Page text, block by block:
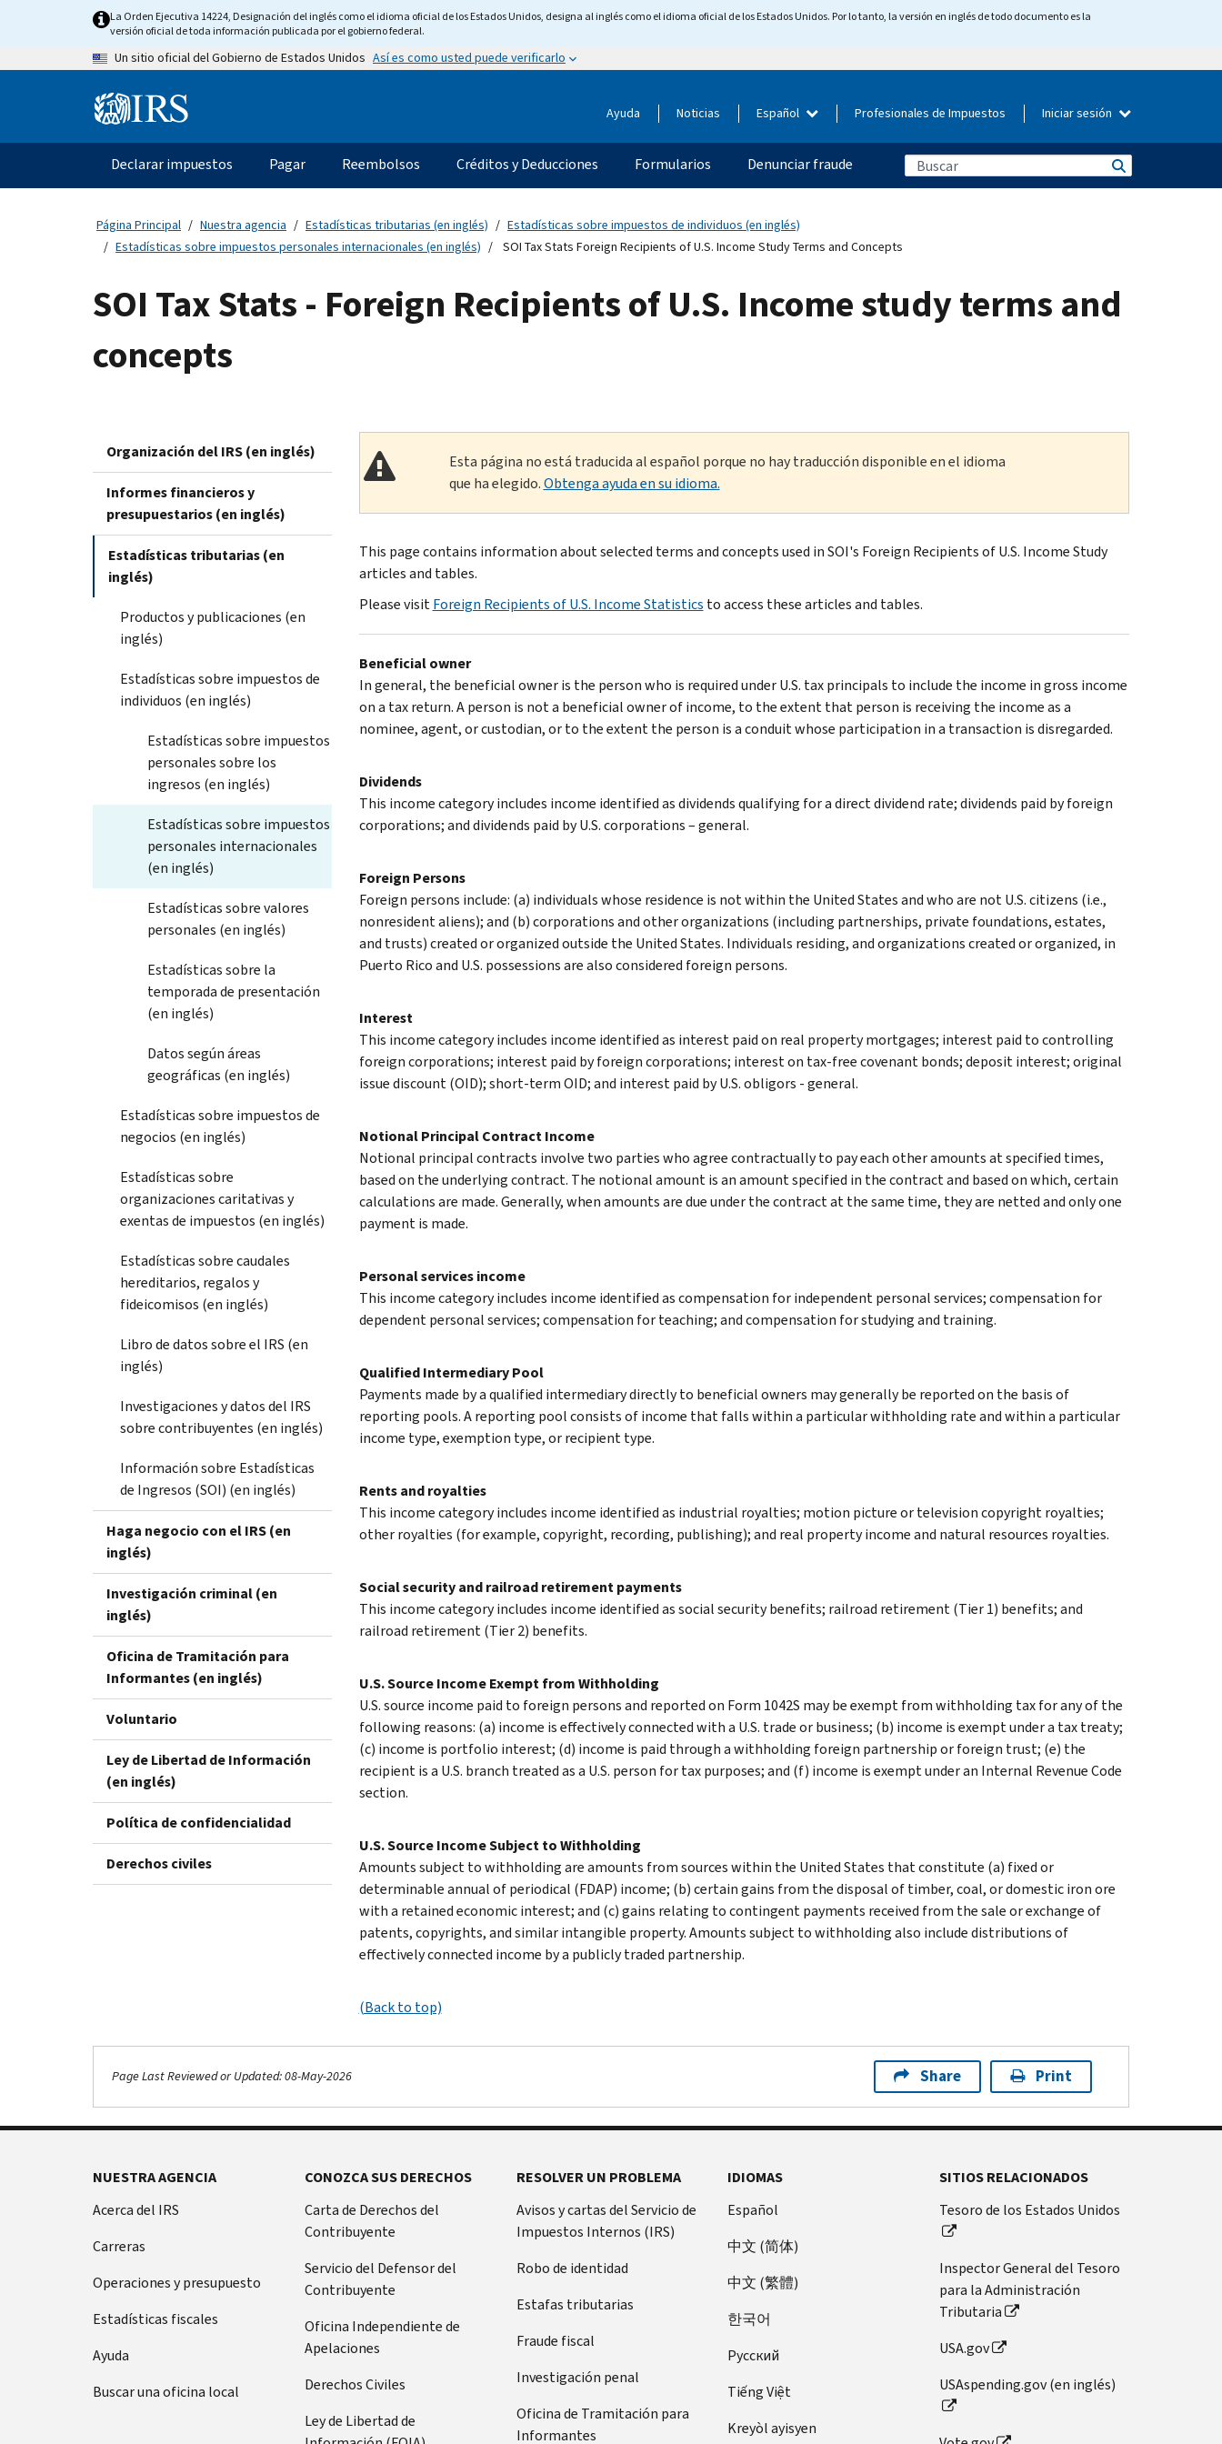
content
La Orden Ejecutiva 14224, Designación del inglés como el idioma oficial de los Estados Unidos, designa al inglés como el idioma oficial de los Estados Unidos. Por lo tanto, la versión en inglés de todo documento es la
versión oficial de toda información publicada por el gobierno federal.
Un sitio oficial del Gobierno de Estados Unidos Así es como usted puede verificarlo
Information Ayuda Noticias Español Profesionales de Impuestos Iniciar sesión
Navegación
principal
Declarar impuestos Pagar Reembolsos Créditos y Deducciones Formularios Denunciar fraude
Página Principal Nuestra agencia Estadísticas tributarias (en inglés)
Estadísticas sobre impuestos de individuos (en inglés)
Estadísticas sobre impuestos personales internacionales (en inglés)
SOI Tax Stats Foreign Recipients of U.S. Income Study Terms and Concepts
SOI Tax Stats - Foreign Recipients of U.S. Income study terms and
concepts
Organización del IRS (en inglés)
Informes financieros y
presupuestarios (en inglés)
Estadísticas tributarias (en
inglés)
Productos y publicaciones (en
inglés)
Estadísticas sobre impuestos de
individuos (en inglés)
Estadísticas sobre impuestos
personales sobre los
ingresos (en inglés)
Estadísticas sobre impuestos
personales internacionales
(en inglés)
Estadísticas sobre valores
personales (en inglés)
Estadísticas sobre la
temporada de presentación
(en inglés)
Datos según áreas
geográficas (en inglés)
Estadísticas sobre impuestos de
negocios (en inglés)
Estadísticas sobre
organizaciones caritativas y
exentas de impuestos (en inglés)
Estadísticas sobre caudales
hereditarios, regalos y
fideicomisos (en inglés)
Libro de datos sobre el IRS (en
inglés)
Investigaciones y datos del IRS
sobre contribuyentes (en inglés)
Información sobre Estadísticas
de Ingresos (SOI) (en inglés)
Haga negocio con el IRS (en
inglés)
Investigación criminal (en
inglés)
Oficina de Tramitación para
Informantes (en inglés)
Voluntario
Ley de Libertad de Información
(en inglés)
Política de confidencialidad
Derechos civiles
Esta página no está traducida al español porque no hay traducción disponible en el idioma
que ha elegido.Obtenga ayuda en su idioma.
This page contains information about selected terms and concepts used in SOI's Foreign Recipients of U.S. Income Study
articles and tables.
Please visitForeign Recipients of U.S. Income Statistics to access these articles and tables.
Beneficial owner
In general, the beneficial owner is the person who is required under U.S. tax principals to include the income in gross income
on a tax return. A person is not a beneficial owner of income, to the extent that person is receiving the income as a
nominee, agent, or custodian, or to the extent the person is a conduit whose participation in a transaction is disregarded.
Dividends
This income category includes income identified as dividends qualifying for a direct dividend rate; dividends paid by foreign
corporations; and dividends paid by U.S. corporations – general.
Foreign Persons
Foreign persons include: (a) individuals whose residence is not within the United States and who are not U.S. citizens (i.e.,
nonresident aliens); and (b) corporations and other organizations (including partnerships, private foundations, estates,
and trusts) created or organized outside the United States. Individuals residing, and organizations created or organized, in
Puerto Rico and U.S. possessions are also considered foreign persons.
Interest
This income category includes income identified as interest paid on real property mortgages; interest paid to controlling
foreign corporations; interest paid by foreign corporations; interest on tax-free covenant bonds; deposit interest; original
issue discount (OID); short-term OID; and interest paid by U.S. obligors - general.
Notional Principal Contract Income
Notional principal contracts involve two parties who agree contractually to pay each other amounts at specified times,
based on the underlying contract. The notional amount is an amount specified in the contract and based on which, certain
calculations are made. Generally, when amounts are due under the contract at the same time, they are netted and only one
payment is made.
Personal services income
This income category includes income identified as compensation for independent personal services; compensation for
dependent personal services; compensation for teaching; and compensation for studying and training.
Qualified Intermediary Pool
Payments made by a qualified intermediary directly to beneficial owners may generally be reported on the basis of
reporting pools. A reporting pool consists of income that falls within a particular withholding rate and within a particular
income type, exemption type, or recipient type.
Rents and royalties
This income category includes income identified as industrial royalties; motion picture or television copyright royalties;
other royalties (for example, copyright, recording, publishing); and real property income and natural resources royalties.
Social security and railroad retirement payments
This income category includes income identified as social security benefits; railroad retirement (Tier 1) benefits; and
railroad retirement (Tier 2) benefits.
U.S. Source Income Exempt from Withholding
U.S. source income paid to foreign persons and reported on Form 1042S may be exempt from withholding tax for any of the
following reasons: (a) income is effectively connected with a U.S. trade or business; (b) income is exempt under a tax treaty;
(c) income is portfolio interest; (d) income is paid through a withholding foreign partnership or foreign trust; (e) the
recipient is a U.S. branch treated as a U.S. person for tax purposes; and (f) income is exempt under an Internal Revenue Code
section.
U.S. Source Income Subject to Withholding
Amounts subject to withholding are amounts from sources within the United States that constitute (a) fixed or
determinable annual of periodical (FDAP) income; (b) certain gains from the disposal of timber, coal, or domestic iron ore
with a retained economic interest; and (c) gains relating to contingent payments received from the sale or exchange of
patents, copyrights, and similar intangible property. Amounts subject to withholding also include distributions of
effectively connected income by a publicly traded partnership.
(Back to top)
Page Last Reviewed or Updated: 08-May-2026 Share Print
NUESTRA AGENCIA
Acerca del IRS
Carreras
Operaciones y presupuesto
Estadísticas fiscales
Ayuda
Buscar una oficina local
CONOZCA SUS DERECHOS
Carta de Derechos del
Contribuyente
Servicio del Defensor del
Contribuyente
Oficina Independiente de
Apelaciones
Derechos Civiles
Ley de Libertad de
RESOLVER UN PROBLEMA
Avisos y cartas del Servicio de
Impuestos Internos (IRS)
Robo de identidad
Estafas tributarias
Fraude fiscal
Investigación penal
Oficina de Tramitación para
Informantes
IDIOMAS
Español
中文 (简体)
中文 (繁體)
한국어
Pусский
Tiếng Việt
Kreyòl ayisyen
SITIOS RELACIONADOS
Tesoro de los Estados Unidos
Inspector General del Tesoro
para la Administración
Tributaria
USA.gov
USAspending.gov (en inglés)